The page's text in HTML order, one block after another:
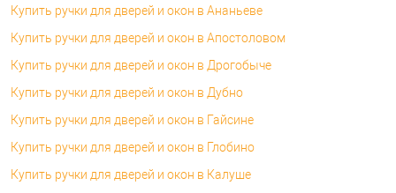
Купить ручки для дверей и окон в Ананьеве
Купить ручки для дверей и окон в Апостоловом
Купить ручки для дверей и окон в Дрогобыче
Купить ручки для дверей и окон в Дубно
Купить ручки для дверей и окон в Гайсине
Купить ручки для дверей и окон в Глобино
Купить ручки для дверей и окон в Калуше